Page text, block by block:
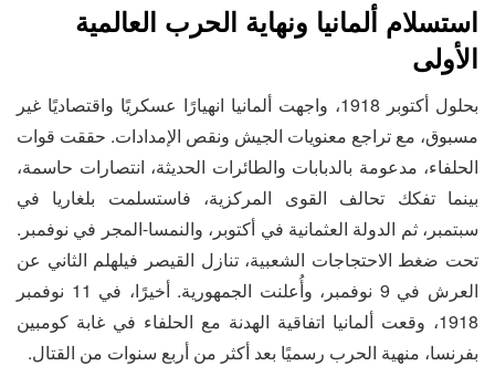
استسلام ألمانيا ونهاية الحرب العالمية
الأولى
بحلول أكتوبر 1918، واجهت ألمانيا انهيارًا عسكريًا واقتصاديًا غير
مسبوق، مع تراجع معنويات الجيش ونقص الإمدادات. حققت قوات
الحلفاء، مدعومة بالدبابات والطائرات الحديثة، انتصارات حاسمة،
بينما تفكك تحالف القوى المركزية، فاستسلمت بلغاريا في
سبتمبر، ثم الدولة العثمانية في أكتوبر، والنمسا-المجر في نوفمبر.
تحت ضغط الاحتجاجات الشعبية، تنازل القيصر فيلهلم الثاني عن
العرش في 9 نوفمبر، وأُعلنت الجمهورية. أخيرًا، في 11 نوفمبر
1918، وقعت ألمانيا اتفاقية الهدنة مع الحلفاء في غابة كومبين
بفرنسا، منهية الحرب رسميًا بعد أكثر من أربع سنوات من القتال.